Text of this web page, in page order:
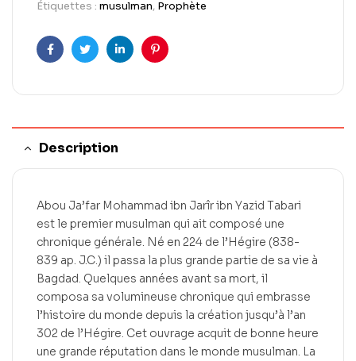
Étiquettes : musulman, Prophète
FacebookTwitterLinkedInPinterest
Description
Abou Ja’far Mohammad ibn Jarîr ibn Yazid Tabari
est le premier musulman qui ait composé une
chronique générale. Né en 224 de l’Hégire (838-
839 ap. J.C.) il passa la plus grande partie de sa vie à
Bagdad. Quelques années avant sa mort, il
composa sa volumineuse chronique qui embrasse
l’histoire du monde depuis la création jusqu’à l’an
302 de l’Hégire. Cet ouvrage acquit de bonne heure
une grande réputation dans le monde musulman. La